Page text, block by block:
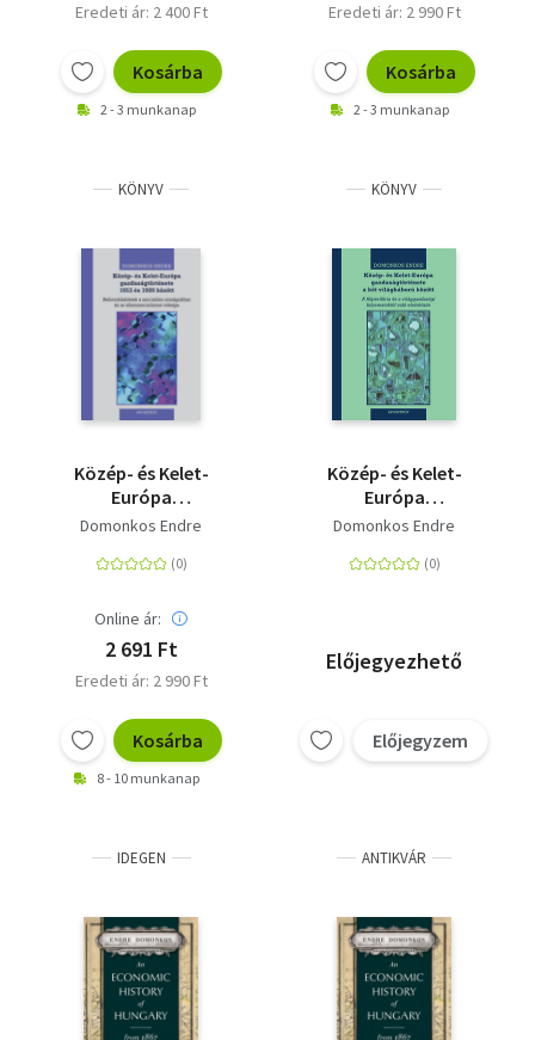
Eredeti ár: 2 400 Ft
Kosárba
2 - 3 munkanap
Eredeti ár: 2 990 Ft
Kosárba
2 - 3 munkanap
KÖNYV
Közép- és Kelet-
Európa
gazdaságtörténete
Reformkísérletek a
országokban és az
államszocializmus
válsága
Domonkos Endre
Online ár:
2 691 Ft
Eredeti ár: 2 990 Ft
Kosárba
8 - 10 munkanap
KÖNYV
Közép- és Kelet-
Európa
gazdaságtörténete a
között - A félperiféria
Domonkos Endre
Előjegyezhető
Előjegyzem
IDEGEN ANTIKVÁR